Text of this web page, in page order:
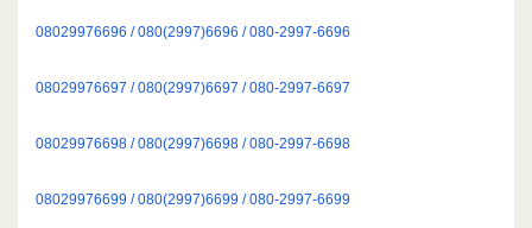
08029976696 / 080(2997)6696 / 080-2997-6696
08029976697 / 080(2997)6697 / 080-2997-6697
08029976698 / 080(2997)6698 / 080-2997-6698
08029976699 / 080(2997)6699 / 080-2997-6699